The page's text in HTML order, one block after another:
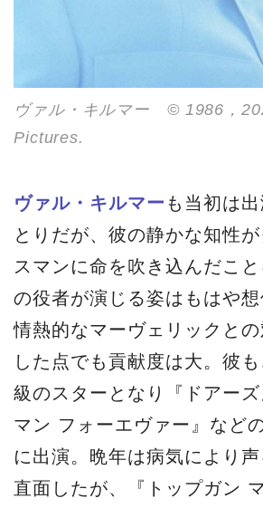
ヴァル・キルマー © 1986，
Pictures.
ヴァル・キルマー も当初は
とりだが、彼の静かな知性
スマンに命を吹き込んだこ
の役者が演じる姿はもはや想
情熱的なマーヴェリックと
した点でも貢献度は大。彼
級のスターとなり『ドアーズ
マン フォーエヴァー』など
に出演。晩年は病気により
直面したが、『トップガン